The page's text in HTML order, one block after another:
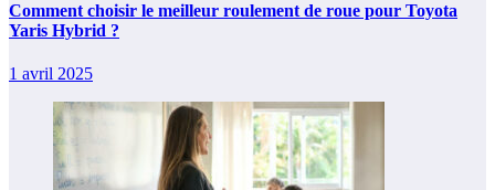
Comment choisir le meilleur roulement de roue pour Toyota
Yaris Hybrid ?
1 avril 2025